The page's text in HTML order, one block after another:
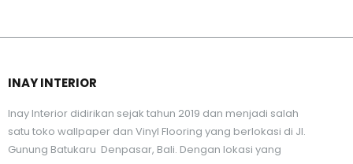
INAY INTERIOR
Inay Interior didirikan sejak tahun 2019 dan menjadi salah
satu toko wallpaper dan Vinyl Flooring yang berlokasi di Jl.
Gunung Batukaru Denpasar, Bali. Dengan lokasi yang